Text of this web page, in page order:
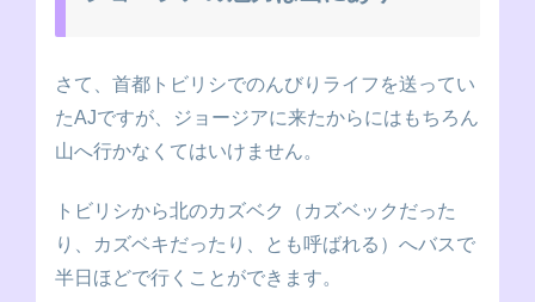
さて、首都トビリシでのんびりライフを送ってい
たAJですが、ジョージアに来たからにはもちろん
山へ行かなくてはいけません。
トビリシから北のカズベク（カズベックだった
り、カズベキだったり、とも呼ばれる）へバスで
半日ほどで行くことができます。